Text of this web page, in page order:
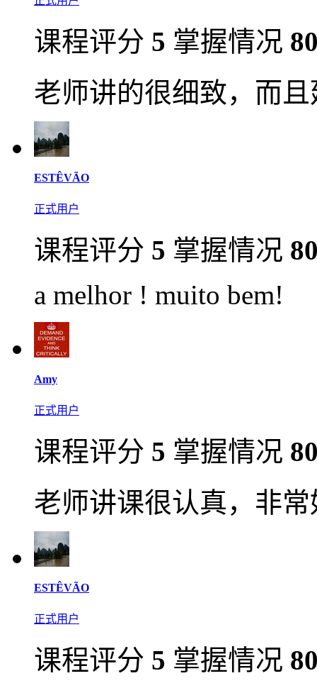
课程评分 5 掌握情况
老师讲的很细致，而
ESTÊVÃO
正式用户
课程评分 5 掌握情况
a melhor ! muito bem!
Amy
正式用户
课程评分 5 掌握情况
老师讲课很认真，非常
ESTÊVÃO
正式用户
课程评分 5 掌握情况